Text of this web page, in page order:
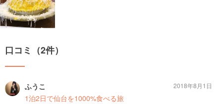
口コミ（2件）
ふうこ
1泊2日で仙台を1000%食べる旅
2018年8月1日